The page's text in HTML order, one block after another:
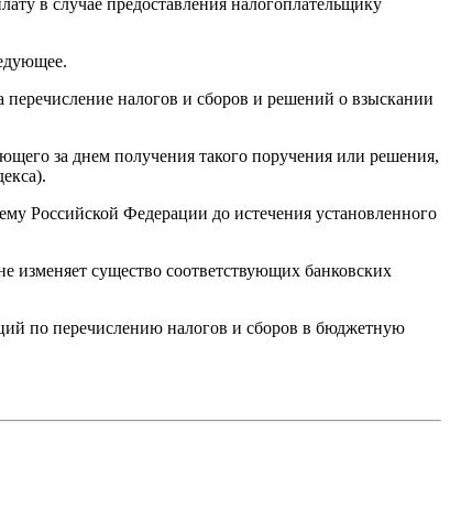
налогов и сборов и решений о взыскании
за днем получения такого поручения или решения,
Российской Федерации до истечения установленного
изменяет существо соответствующих банковских
по перечислению налогов и сборов в бюджетную